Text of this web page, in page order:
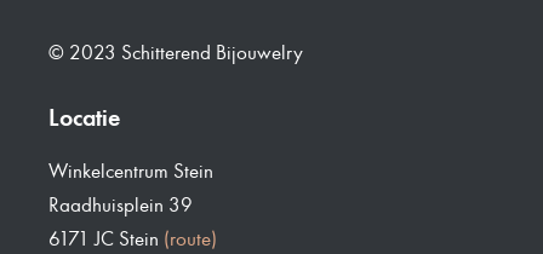
© 2023 Schitterend Bijouwelry
Locatie
Winkelcentrum Stein
Raadhuisplein 39
6171 JC Stein (route)